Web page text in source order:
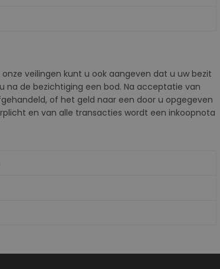
veilingen kunt u ook aangeven dat u uw bezit
na de bezichtiging een bod. Na acceptatie van
of het geld naar een door u opgegeven
en van alle transacties wordt een inkoopnota